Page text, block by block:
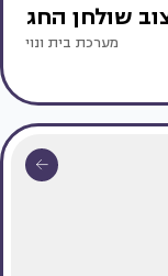
שולחן החג
מערכת בית ונוי